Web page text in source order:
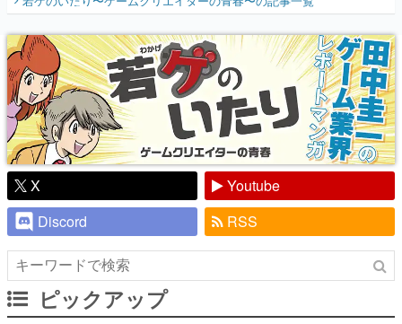
『少年ジャンプ』色だった【若ゲのいた
り】
X
Youtube
Discord
RSS
ピックアップ